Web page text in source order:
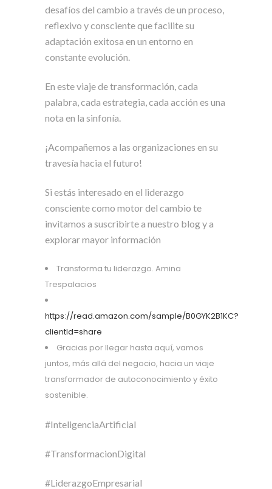
desafíos del cambio a través de un proceso,
reflexivo y consciente que facilite su
adaptación exitosa en un entorno en
constante evolución.
En este viaje de transformación, cada
palabra, cada estrategia, cada acción es una
nota en la sinfonía.
¡Acompañemos a las organizaciones en su
travesía hacia el futuro!
Si estás interesado en el liderazgo
consciente como motor del cambio te
invitamos a suscribirte a nuestro blog y a
explorar mayor información
Transforma tu liderazgo. Amina
Trespalacios
https://read.amazon.com/sample/B0GYK2B1KC?
clientId=share
Gracias por llegar hasta aquí, vamos
juntos, más allá del negocio, hacia un viaje
transformador de autoconocimiento y éxito
sostenible.
#InteligenciaArtificial
#TransformacionDigital
#LiderazgoEmpresarial